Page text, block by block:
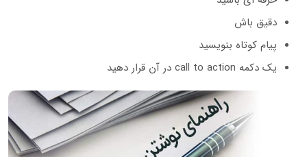
دقیق باش
پیام کوتاه بنویسید
یک دکمه call to action در آن قرار دهید